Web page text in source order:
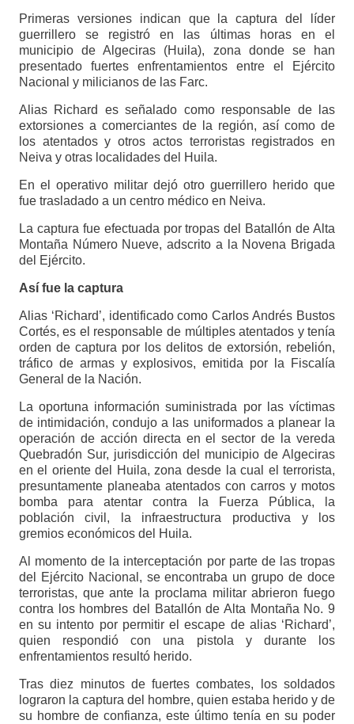
Primeras versiones indican que la captura del líder
guerrillero se registró en las últimas horas en el
municipio de Algeciras (Huila), zona donde se han
presentado fuertes enfrentamientos entre el Ejército
Nacional y milicianos de las Farc.
Alias Richard es señalado como responsable de las
extorsiones a comerciantes de la región, así como de
los atentados y otros actos terroristas registrados en
Neiva y otras localidades del Huila.
En el operativo militar dejó otro guerrillero herido que
fue trasladado a un centro médico en Neiva.
La captura fue efectuada por tropas del Batallón de Alta
Montaña Número Nueve, adscrito a la Novena Brigada
del Ejército.
Así fue la captura
Alias ‘Richard’, identificado como Carlos Andrés Bustos
Cortés, es el responsable de múltiples atentados y tenía
orden de captura por los delitos de extorsión, rebelión,
tráfico de armas y explosivos, emitida por la Fiscalía
General de la Nación.
La oportuna información suministrada por las víctimas
de intimidación, condujo a las uniformados a planear la
operación de acción directa en el sector de la vereda
Quebradón Sur, jurisdicción del municipio de Algeciras
en el oriente del Huila, zona desde la cual el terrorista,
presuntamente planeaba atentados con carros y motos
bomba para atentar contra la Fuerza Pública, la
población civil, la infraestructura productiva y los
gremios económicos del Huila.
Al momento de la interceptación por parte de las tropas
del Ejército Nacional, se encontraba un grupo de doce
terroristas, que ante la proclama militar abrieron fuego
contra los hombres del Batallón de Alta Montaña No. 9
en su intento por permitir el escape de alias ‘Richard’,
quien respondió con una pistola y durante los
enfrentamientos resultó herido.
Tras diez minutos de fuertes combates, los soldados
lograron la captura del hombre, quien estaba herido y de
su hombre de confianza, este último tenía en su poder